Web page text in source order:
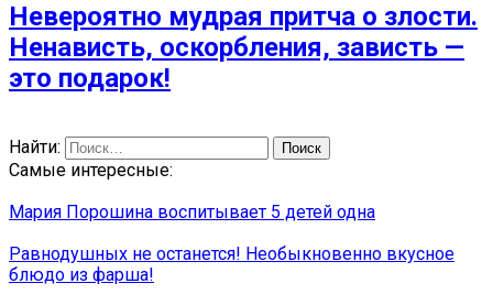
Невероятно мудрая притча о злости.
Ненависть, оскорбления, зависть —
это подарок!
Найти:
Самые интересные:
Мария Порошина воспитывает 5 детей одна
Равнодушных не останется! Необыкновенно вкусное
блюдо из фарша!